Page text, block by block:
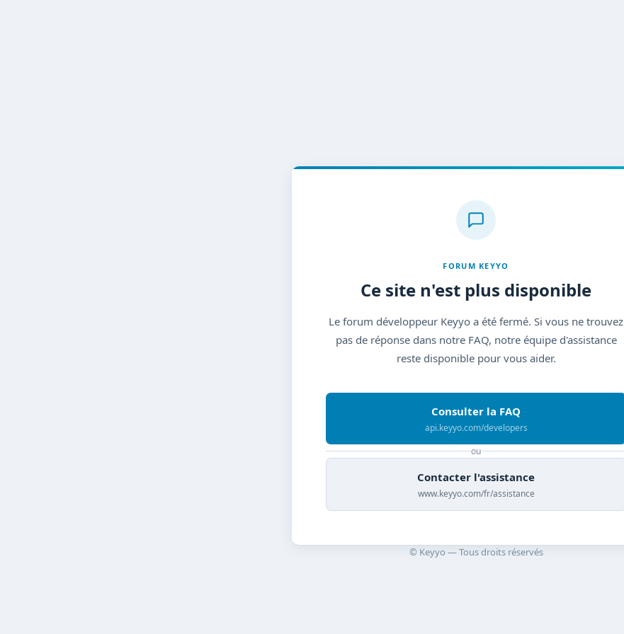
FORUM KEYYO
Ce site n'est plus disponible
Le forum développeur Keyyo a été fermé. Si vous ne trouvez
pas de réponse dans notre FAQ, notre équipe d'assistance
reste disponible pour vous aider.
Consulter la FAQ
api.keyyo.com/developers
ou
Contacter l'assistance
www.keyyo.com/fr/assistance
© Keyyo — Tous droits réservés